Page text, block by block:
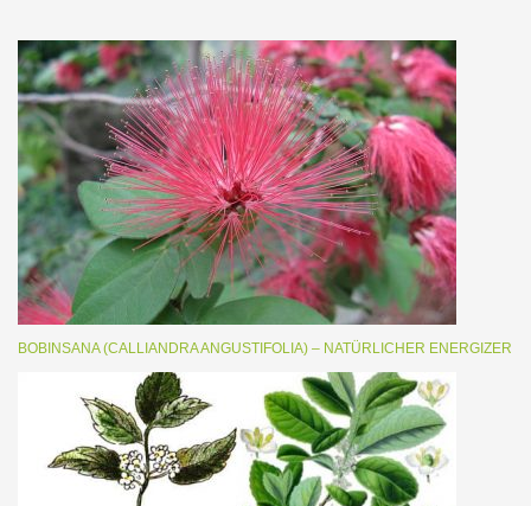
BOBINSANA (CALLIANDRA ANGUSTIFOLIA) – NATÜRLICHER ENERGIZER